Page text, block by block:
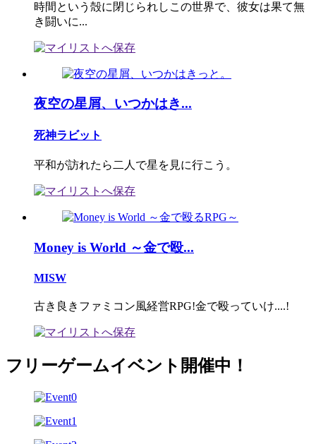
時間という殻に閉じられしこの世界で、彼女は果て無
き闘いに...
夜空の星屑、いつかはき...
死神ラビット
平和が訪れたら二人で星を見に行こう。
Money is World ～金で殴...
MISW
古き良きファミコン風経営RPG!金で殴っていけ....!
フリーゲームイベント開催中！